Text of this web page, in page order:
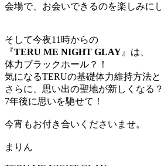
会場で、お会いできるのを楽しみに
そして今夜11時からの
『TERU ME NIGHT GLAY 』は、
体力ブラックホール？！
気になるTERUの基礎体力維持方法と
さらに、思い出の聖地が新しくなる？
7年後に思いを馳せて！
今宵もお付き合いくださいませ。
まりん